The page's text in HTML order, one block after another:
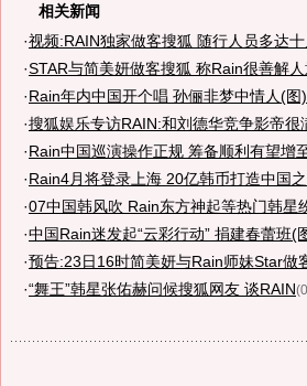
相关新闻
·视频:RAIN独家做客搜狐 随行人员多达十
·STAR与简美妍做客搜狐 称Rain很善解
·Rain年内中国开个唱 孙俪非梦中情人(图)
·搜狐娱乐专访RAIN:和刘德华竞争影帝很
·Rain中国巡演操作正规 筹备顺利有望增
·Rain4月将登录上海 20亿韩币打造中国
·07中国韩风吹 Rain东方神起等热门韩星
·中国Rain迷发起“云彩行动” 捐建春蕾班(
·预告:23日16时简美妍与Rain师妹Star做
·“舞王”韩星张佑赫问候搜狐网友 谈RAIN